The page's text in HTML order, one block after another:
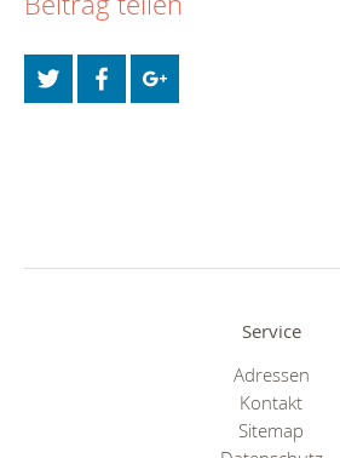
Service
Adressen
Kontakt
Sitemap